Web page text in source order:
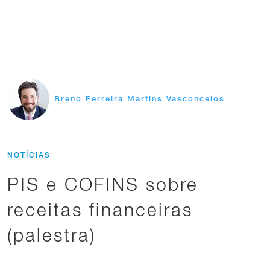
Breno Ferreira Martins Vasconcelos
NOTÍCIAS
PIS e COFINS sobre
receitas financeiras
(palestra)